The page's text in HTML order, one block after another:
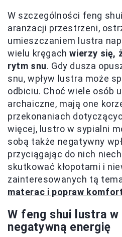
W szczególności feng
aranżacji przestrzeni,
umieszczaniem lustra
wielu kręgachwierzy się,
rytm snu. Gdy dusza
snu, wpływ lustra może
odbiciu. Choć wiele osób
archaiczne, mają one
przekonaniach
więcej, lustro w sypialni
sobą także negatywny
przyciągając do nich
skutkować kłopotami i
zainteresowanych tą
materac i popraw
W feng shui lustra w
negatywną energię